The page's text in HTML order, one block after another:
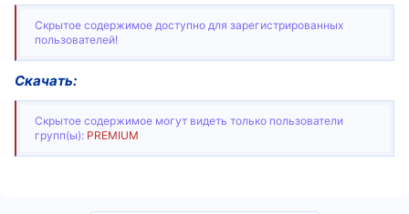
Скрытое содержимое доступно для зарегистрированных
пользователей!
Скачать:
Скрытое содержимое могут видеть только пользователи
групп(ы): PREMIUM